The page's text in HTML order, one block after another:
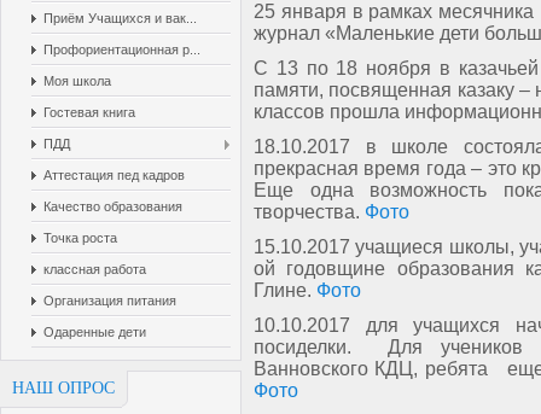
Приём Учащихся и вак...
Профориентационная р...
Моя школа
Гостевая книга
ПДД
Аттестация пед кадров
Качество образования
Точка роста
классная работа
Организация питания
Одаренные дети
НАШ ОПРОС
25 января в рамках
журнал «Маленькие дети
С 13 по 18 ноября в
памяти, посвященная казаку
классов прошла
18.10.2017 в школе
прекрасная время года – это
Еще одна возможность
творчества. Фото
15.10.2017 учащиеся школы,
ой годовщине образования
Глине. Фото
10.10.2017 для учащихся
посиделки. Для учеников
Ванновского КДЦ, ребята еще
Фото